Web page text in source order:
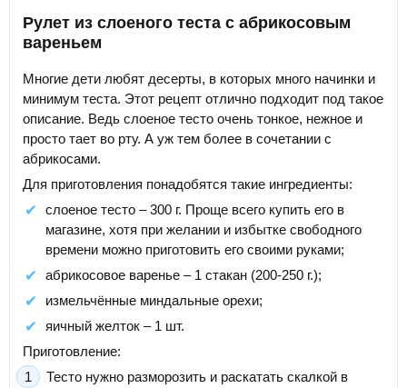
Рулет из слоеного теста с абрикосовым
вареньем
Многие дети любят десерты, в которых много начинки и
минимум теста. Этот рецепт отлично подходит под такое
описание. Ведь слоеное тесто очень тонкое, нежное и
просто тает во рту. А уж тем более в сочетании с
абрикосами.
Для приготовления понадобятся такие ингредиенты:
слоеное тесто – 300 г. Проще всего купить его в
магазине, хотя при желании и избытке свободного
времени можно приготовить его своими руками;
абрикосовое варенье – 1 стакан (200-250 г.);
измельчённые миндальные орехи;
яичный желток – 1 шт.
Приготовление:
Тесто нужно разморозить и раскатать скалкой в